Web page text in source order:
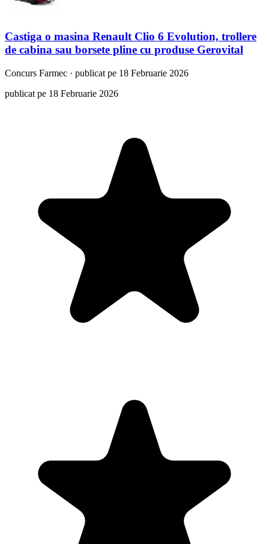
Castiga o masina Renault Clio 6 Evolution, trollere
de cabina sau borsete pline cu produse Gerovital
Concurs Farmec · publicat pe 18 Februarie 2026
publicat pe 18 Februarie 2026